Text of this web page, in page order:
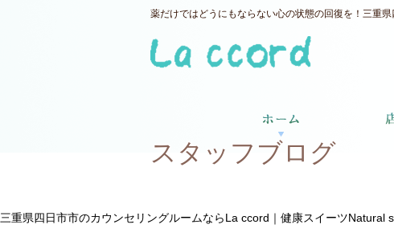
薬だけではどうにもならない心の状態の回復を！三重
スタッフブログ
三重県四日市市のカウンセリングルームならLa ccord｜健康スイーツ